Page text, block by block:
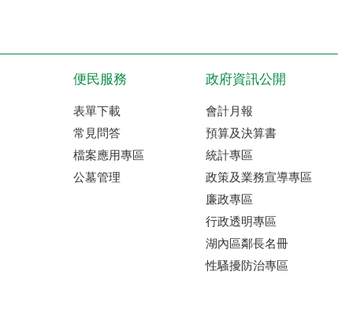
便民服務
表單下載
常見問答
檔案應用專區
公墓管理
政府資訊公開
會計月報
預算及決算書
統計專區
政策及業務宣導專區
廉政專區
行政透明專區
湖內區鄰長名冊
性騷擾防治專區